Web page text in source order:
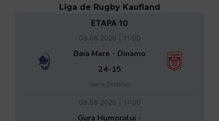
Liga de Rugby Kaufland
ETAPA 10
08.08.2026 | 11:00
Baia Mare - Dinamo
24-15
Arena Zimbrilor
08.08.2026 | 11:00
Gura Humorului -